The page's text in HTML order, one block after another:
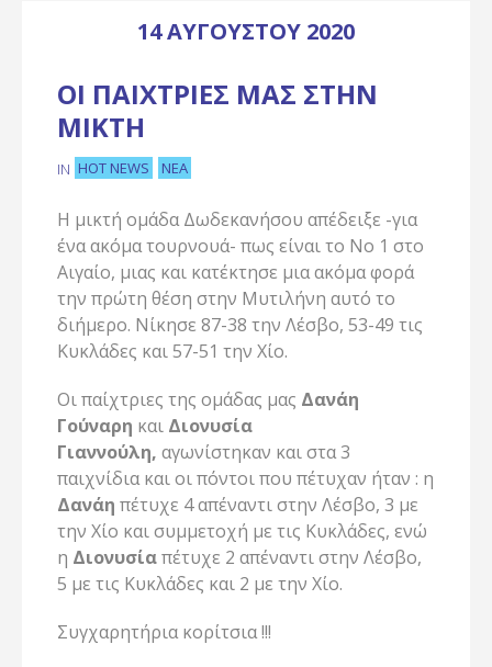
14 ΑΥΓΟΎΣΤΟΥ 2020
ΟΙ ΠΑΊΧΤΡΙΈΣ ΜΑΣ ΣΤΗΝ
ΜΙΚΤΉ
IN HOT NEWS ΝΈΑ
Η μικτή ομάδα Δωδεκανήσου απέδειξε -για
ένα ακόμα τουρνουά- πως είναι το Νο 1 στο
Αιγαίο, μιας και κατέκτησε μια ακόμα φορά
την πρώτη θέση στην Μυτιλήνη αυτό το
διήμερο. Νίκησε 87-38 την Λέσβο, 53-49 τις
Κυκλάδες και 57-51 την Χίο.
Οι παίχτριες της ομάδας μας Δανάη
Γούναρη και Διονυσία
Γιαννούλη, αγωνίστηκαν και στα 3
παιχνίδια και οι πόντοι που πέτυχαν ήταν : η
Δανάη πέτυχε 4 απέναντι στην Λέσβο, 3 με
την Χίο και συμμετοχή με τις Κυκλάδες, ενώ
η Διονυσίαπέτυχε 2 απέναντι στην Λέσβο,
5 με τις Κυκλάδες και 2 με την Χίο.
Συγχαρητήρια κορίτσια !!!